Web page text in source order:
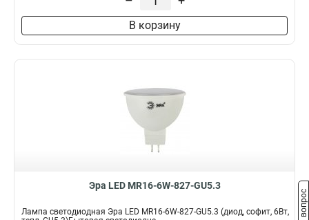
В корзину
Эра LED MR16-6W-827-GU5.3
Лампа светодиодная Эра LED MR16-6W-827-GU5.3 (диод, софит, 6Вт,